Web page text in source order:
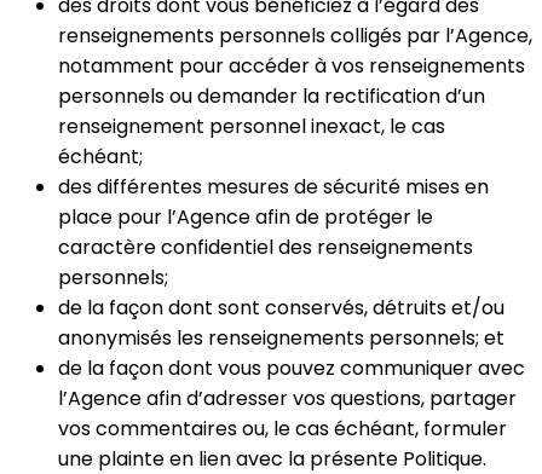
renseignements personnels colligés par l’Agence,
notamment pour accéder à vos renseignements
personnels ou demander la rectification d’un
renseignement personnel inexact, le cas
échéant;
des différentes mesures de sécurité mises en
place pour l’Agence afin de protéger le
caractère confidentiel des renseignements
personnels;
de la façon dont sont conservés, détruits et/ou
anonymisés les renseignements personnels; et
de la façon dont vous pouvez communiquer avec
l’Agence afin d’adresser vos questions, partager
vos commentaires ou, le cas échéant, formuler
une plainte en lien avec la présente Politique.